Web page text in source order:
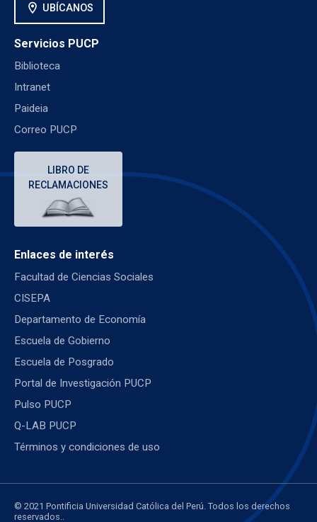
location_on UBÍCANOS
Servicios PUCP
Biblioteca
Intranet
Paideia
Correo PUCP
LIBRO DE
RECLAMACIONES
Enlaces de interés
Facultad de Ciencias Sociales
CISEPA
Departamento de Economía
Escuela de Gobierno
Escuela de Posgrado
Portal de Investigación PUCP
Pulso PUCP
Q-LAB PUCP
Términos y condiciones de uso
© 2021 Pontificia Universidad Católica del Perú. Todos los derechos
reservados..